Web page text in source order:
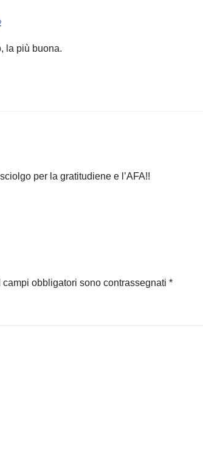
la più buona.
per la gratitudiene e l’AFA!!
I campi obbligatori sono contrassegnati *